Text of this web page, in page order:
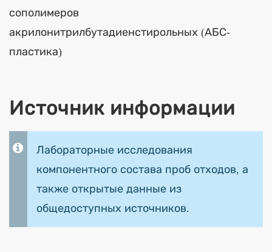
сополимеров
акрилонитрилбутадиенстирольных (АБС-
пластика)
Источник информации
Лабораторные исследования
компонентного состава проб отходов, а
также открытые данные из
общедоступных источников.